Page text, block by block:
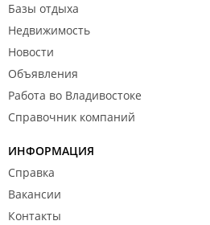
Базы отдыха
Недвижимость
Новости
Объявления
Работа во Владивостоке
Справочник компаний
ИНФОРМАЦИЯ
Справка
Вакансии
Контакты